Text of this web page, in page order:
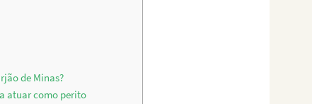
de Minas?
atuar como perito